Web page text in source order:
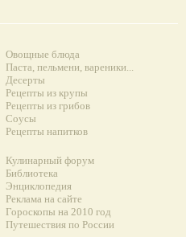
Овощные блюда
Паста, пельмени, вареники...
Десерты
Рецепты из крупы
Рецепты из грибов
Соусы
Рецепты напитков
Кулинарный форум
Библиотека
Энциклопедия
Реклама на сайте
Гороскопы на 2010 год
Путешествия по России